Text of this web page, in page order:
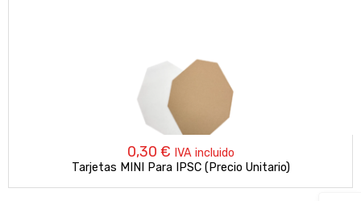
0,30 € IVA incluido
Tarjetas MINI Para IPSC (Precio Unitario)